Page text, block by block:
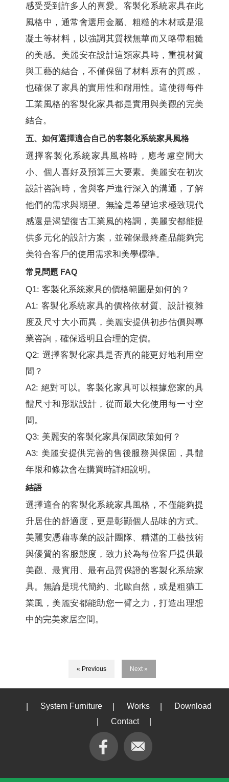
感受受到許多人的喜愛。客製化系統家具在此
風格中，通常會選用金屬、粗糙的木材或是混
凝土等材料，以強調其質樸無華而又略帶粗糙
的美感。美麗安在設計這類家具時，重視材質
與工藝的結合，不僅保留了材料原有的質感，
也確保了家具的實用性和耐用性。這使得每件
工業風格的客製化家具都是實用與美觀的完美
結合。
五、如何選擇適合自己的客製化系統家具風格
選擇客製化系統家具風格時，應考慮空間大
小、個人喜好及預算三大要素。美麗安在初次
設計咨詢時，會與客戶進行深入的溝通，了解
他們的需求與期望。無論是希望追求極致現代
感還是渴望復古工業風的格調，美麗安都能提
供多元化的設計方案，並確保最終產品能夠完
美符合客戶的使用需求和美學標準。
常見問題 FAQ
Q1: 客製化系統家具的價格範圍是如何的？
A1: 客製化系統家具的價格依材質、設計複雜
度及尺寸大小而異，美麗安提供初步估價與專
業咨詢，確保透明且合理的定價。
Q2: 選擇客製化家具是否真的能更好地利用空
間？
A2: 絕對可以。客製化家具可以根據您家的具
體尺寸和形狀設計，從而最大化使用每一寸空
間。
Q3: 美麗安的客製化家具保固政策如何？
A3: 美麗安提供完善的售後服務與保固，具體
年限和條款會在購買時詳細說明。
結語
選擇適合的客製化系統家具風格，不僅能夠提
升居住的舒適度，更是彰顯個人品味的方式。
美麗安憑藉專業的設計團隊、精湛的工藝技術
與優質的客服態度，致力於為每位客戶提供最
美觀、最實用、最有品質保證的客製化系統家
具。無論是現代簡約、北歐自然，或是粗獷工
業風，美麗安都能助您一臂之力，打造出理想
中的完美家居空間。
« Previous Next »
System Furniture Works
Download
Contact